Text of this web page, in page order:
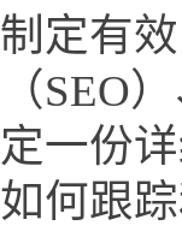
制定有
（SEO
定一份
如何跟